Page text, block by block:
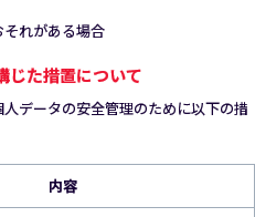
れがある場合
じた措置について
データの安全管理のために以下の措
内容